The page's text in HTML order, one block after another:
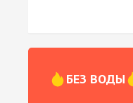
БЕЗ ВОДЫ